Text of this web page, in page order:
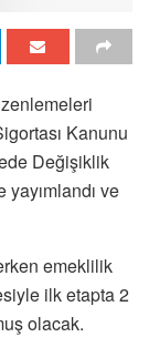
Kanunu
Değişiklik
yayımlandı ve
emeklilik
ilk etapta 2
olacak.